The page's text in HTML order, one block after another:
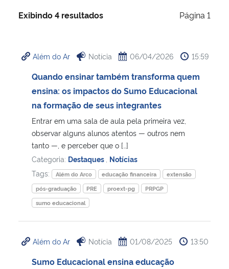
Ministério da Cidadania
Ministério de Minas e Energia
Ministério da Ciência, Tecnologia, Inovações e Comunicações
Ministério do Meio Ambiente
Ministério do Turismo
Controladoria-Geral da União
Exibindo 4 resultados Página 1
Além do Ar Notícia 06/04/2026 15:59
Quando ensinar também transforma quem
ensina: os impactos do Sumo Educacional
na formação de seus integrantes
Entrar em uma sala de aula pela primeira vez,
observar alguns alunos atentos — outros nem
tanto —, e perceber que o […]
Categoria: Destaques Notícias
Tags:
Além do Arco educação financeira
extensão
pós-graduação
PRE proext-pg
PRPGP
sumo educacional
Além do Ar Notícia 01/08/2025 13:50
Sumo Educacional ensina educação